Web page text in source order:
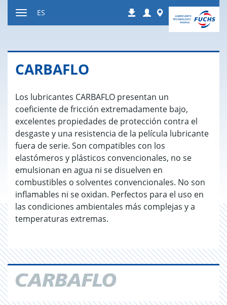
navegación
Descargas
Login Worldwide
ES
CAR­BA­FLO
Los lubricantes CARBAFLO presentan un
coeficiente de fricción extremadamente bajo,
excelentes propiedades de protección contra el
desgaste y una resistencia de la película lubricante
fuera de serie. Son compatibles con los
elastómeros y plásticos convencionales, no se
emulsionan en agua ni se disuelven en
combustibles o solventes convencionales. No son
inflamables ni se oxidan. Perfectos para el uso en
las condiciones ambientales más complejas y a
temperaturas extremas.